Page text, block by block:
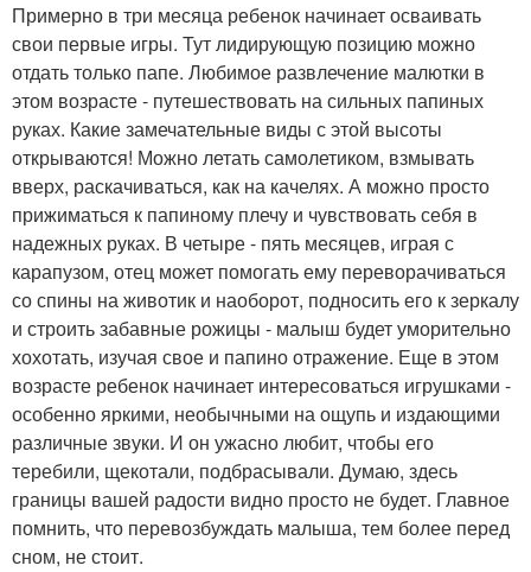
Примерно в три месяца ребенок начинает осваивать
свои первые игры. Тут лидирующую позицию можно
отдать только папе. Любимое развлечение малютки в
этом возрасте - путешествовать на сильных папиных
руках. Какие замечательные виды с этой высоты
открываются! Можно летать самолетиком, взмывать
вверх, раскачиваться, как на качелях. А можно просто
прижиматься к папиному плечу и чувствовать себя в
надежных руках. В четыре - пять месяцев, играя с
карапузом, отец может помогать ему переворачиваться
со спины на животик и наоборот, подносить его к зеркалу
и строить забавные рожицы - малыш будет уморительно
хохотать, изучая свое и папино отражение. Еще в этом
возрасте ребенок начинает интересоваться игрушками -
особенно яркими, необычными на ощупь и издающими
различные звуки. И он ужасно любит, чтобы его
теребили, щекотали, подбрасывали. Думаю, здесь
границы вашей радости видно просто не будет. Главное
помнить, что перевозбуждать малыша, тем более перед
сном, не стоит.